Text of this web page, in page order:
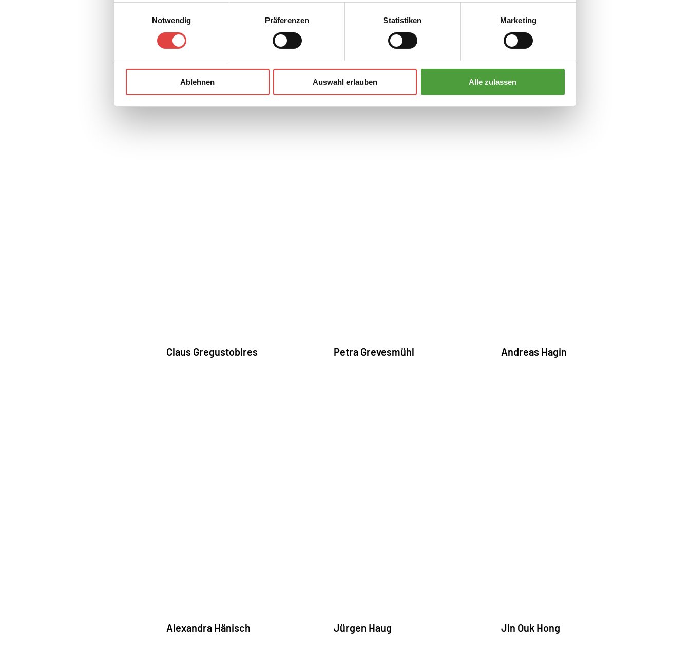
Notwendig
Präferenzen Statistiken Marketing
Ablehnen Auswahl erlauben Alle zulassen
Claus Gregustobires Petra Grevesmühl Andreas Hagin
Alexandra Hänisch Jürgen Haug Jin Ouk Hong